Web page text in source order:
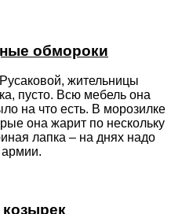
обмороки
жительницы
пусто. Всю мебель она
на что есть. В морозилке
она жарит по нескольку
лапка – на днях надо
армии.